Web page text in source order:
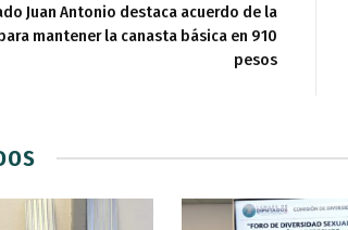
Juan Antonio destaca acuerdo de la
mantener la canasta básica en 910
pesos